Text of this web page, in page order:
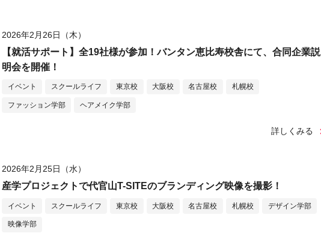
2026年2月26日（木）
【就活サポート】全19社様が参加！バンタン恵比寿校舎にて、合同企業説
明会を開催！
イベント スクールライフ 東京校 大阪校 名古屋校 札幌校
ファッション学部 ヘアメイク学部
詳しくみる
2026年2月25日（水）
産学プロジェクトで代官山T-SITEのブランディング映像を撮影！
イベント スクールライフ 東京校 大阪校 名古屋校 札幌校 デザイン学部
映像学部